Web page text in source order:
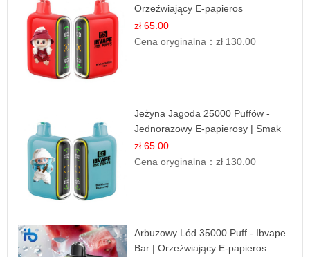
Orzeźwiający E-papieros
Jednorazowy
zł 65.00
Cena oryginalna：zł 130.00
Jeżyna Jagoda 25000 Puffów -
Jednorazowy E-papierosy | Smak
Leśnych Owoców
zł 65.00
Cena oryginalna：zł 130.00
Arbuzowy Lód 35000 Puff - Ibvape
Bar | Orzeźwiający E-papieros